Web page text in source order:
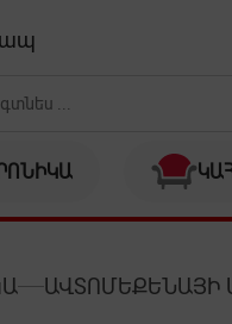
ԱՎՏՈՄԵՔԵՆԱՅԻ